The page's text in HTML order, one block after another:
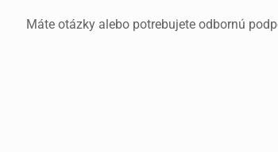
Máte otázky alebo potrebujete odbornú